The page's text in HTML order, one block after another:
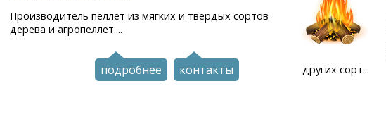
Производитель пеллет из мягких и твердых сортов
дерева и агропеллет....
подробнее контакты
других сорт...